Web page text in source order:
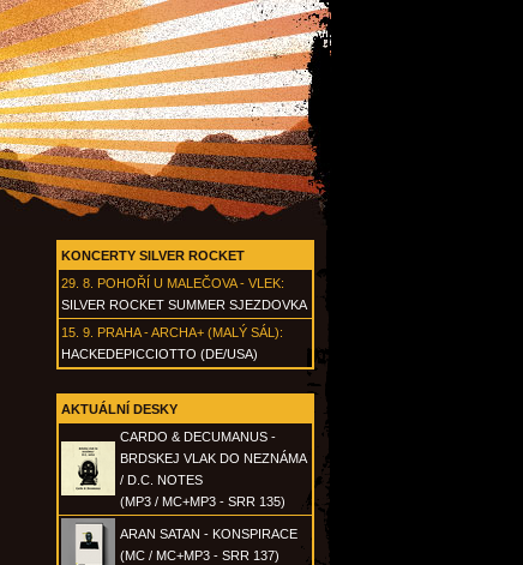
KONCERTY SILVER ROCKET
29. 8. POHOŘÍ U MALEČOVA - VLEK:
SILVER ROCKET SUMMER SJEZDOVKA
15. 9. PRAHA - ARCHA+ (MALÝ SÁL):
HACKEDEPICCIOTTO (DE/USA)
AKTUÁLNÍ DESKY
CARDO & DECUMANUS -
BRDSKEJ VLAK DO NEZNÁMA
/ D.C. NOTES
(MP3 / MC+MP3 - SRR 135)
ARAN SATAN - KONSPIRACE
(MC / MC+MP3 - SRR 137)